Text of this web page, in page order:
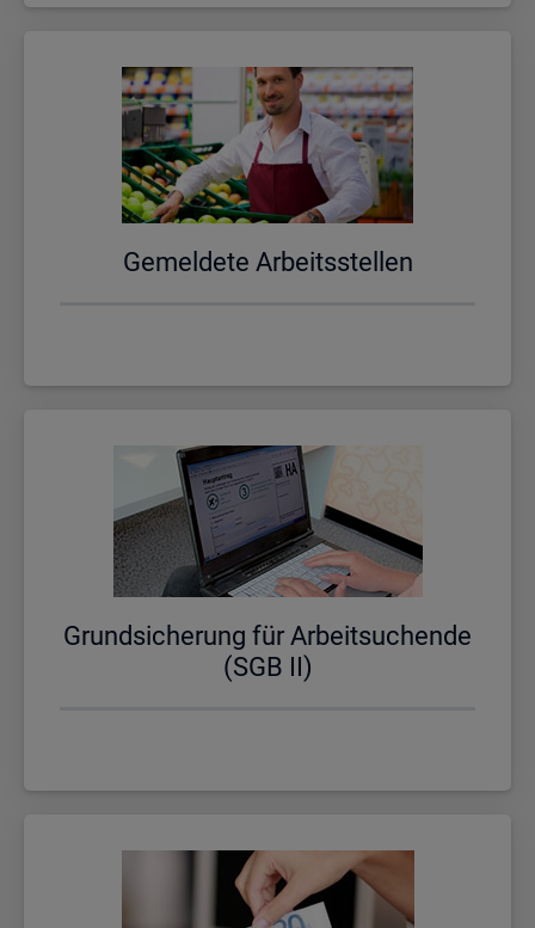
Ge­mel­de­te Ar­beits­stel­len
Grund­si­che­rung für Ar­beit­su­chen­de
(SGB II)